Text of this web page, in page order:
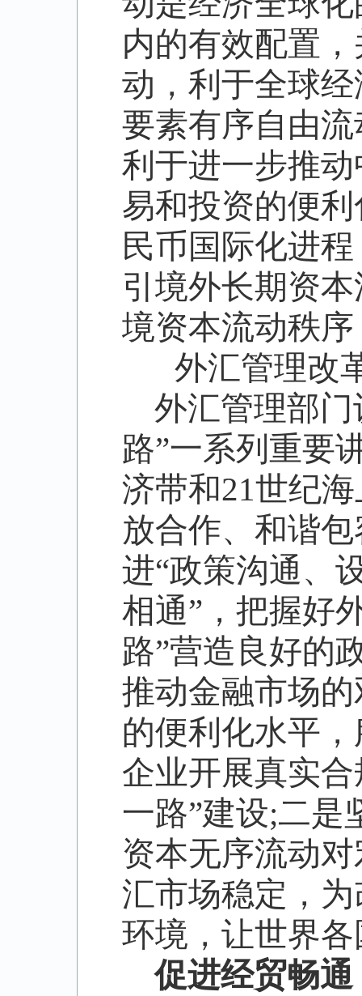
内的有效配置
动，利于全球
要素有序自由
利于进一步推
易和投资的便
民币国际化进
引境外长期资
境资本流动秩
外汇管理改
外汇管理部
路”一系列重要
济带和21世纪
放合作、和谐
进“政策沟通、
相通” ，把握好
路”营造良好的
推动金融市场
的便利化水平
企业开展真实
一路”建设;二是
资本无序流动
汇市场稳定，
环境，让世界
促进经贸畅通